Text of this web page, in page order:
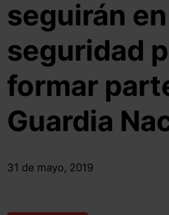
seguirán
seguridad
formar
Guardia
31 de mayo, 2019